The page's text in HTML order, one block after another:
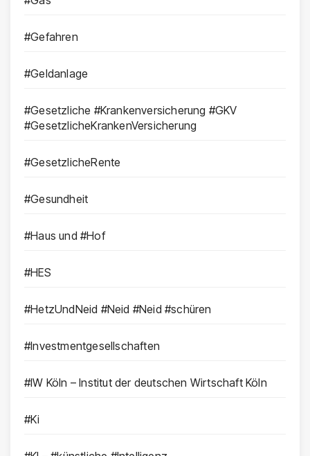
#Gefahren
#Geldanlage
#Gesetzliche #Krankenversicherung #GKV
#GesetzlicheKrankenVersicherung
#GesetzlicheRente
#Gesundheit
#Haus und #Hof
#HES
#HetzUndNeid #Neid #Neid #schüren
#Investmentgesellschaften
#IW Köln – Institut der deutschen Wirtschaft Köln
#Ki